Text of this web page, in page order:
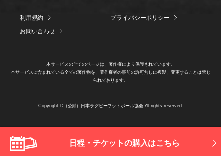
日程・チケットの購入はこちら
利用規約
プライバシーポリシー
お問い合わせ
本サービスの全てのページは、著作権により保護されています。
本サービスに含まれている全ての著作物を、著作権者の事前の許可無しに複製、変更することは禁じ
られております。
Copyright ©（公財）日本ラグビーフットボール協会 All rights reserved.